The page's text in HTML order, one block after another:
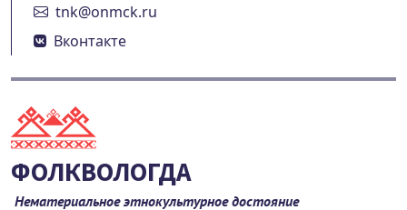
tnk@onmck.ru
Вконтакте
ФОЛКВОЛОГДА
Нематериальное этнокультурное достояние